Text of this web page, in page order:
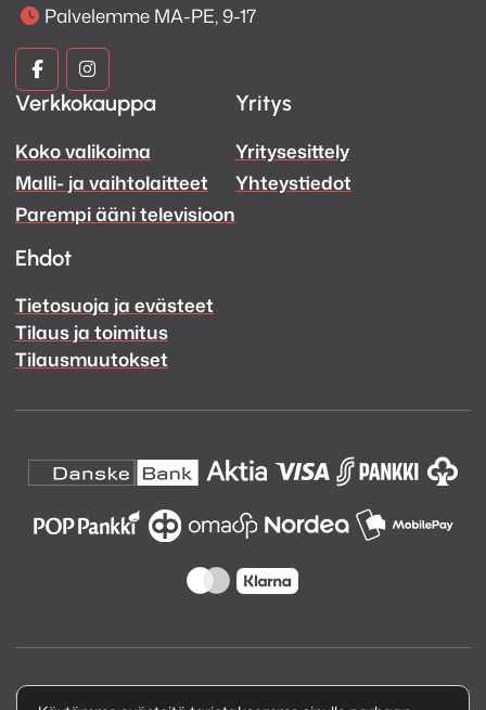
Palvelemme MA-PE, 9-17
Kuva
ja
Ääni
Facebook
Kuva
ja
Ääni
Instagram
Verkkokauppa
Koko valikoima
Malli- ja vaihtolaitteet
Parempi ääni televisioon
Yritys
Yritysesittely
Yhteystiedot
Ehdot
Tietosuoja ja evästeet
Tilaus ja toimitus
Tilausmuutokset
Copyright © 2026 Kuva ja Ääni Oy